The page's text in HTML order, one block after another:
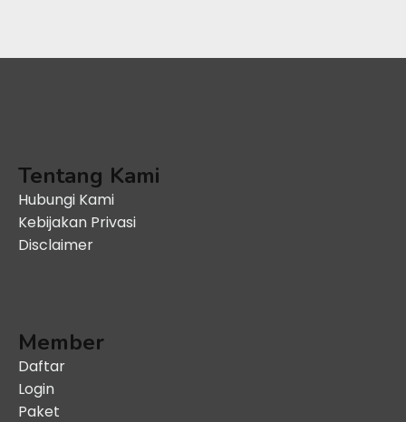
Tentang Kami
Hubungi Kami
Kebijakan Privasi
Disclaimer
Member
Daftar
Login
Paket